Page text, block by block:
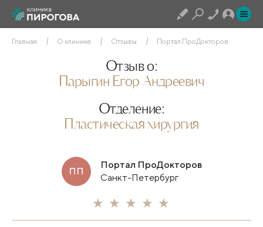
Главная О клинике Отзывы Портал ПроДокторов
Отзыв о:
Парыгин Егор Андреевич
Отделение:
Пластическая хирургия
ПП
Портал ПроДокторов
Санкт-Петербург